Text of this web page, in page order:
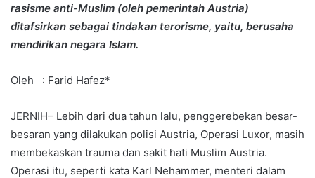
rasisme anti-Muslim (oleh pemerintah Austria)
ditafsirkan sebagai tindakan terorisme, yaitu, berusaha
mendirikan negara Islam.
Oleh : Farid Hafez*
JERNIH– Lebih dari dua tahun lalu, penggerebekan besar-
besaran yang dilakukan polisi Austria, Operasi Luxor, masih
membekaskan trauma dan sakit hati Muslim Austria.
Operasi itu, seperti kata Karl Nehammer, menteri dalam